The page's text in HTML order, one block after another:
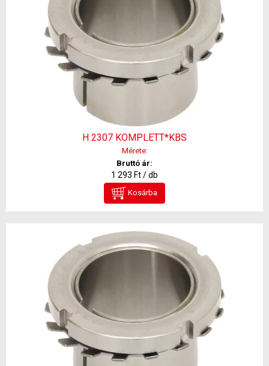
H 2307 KOMPLETT*KBS
Mérete:
Bruttó ár:
1 293 Ft / db
Kosárba